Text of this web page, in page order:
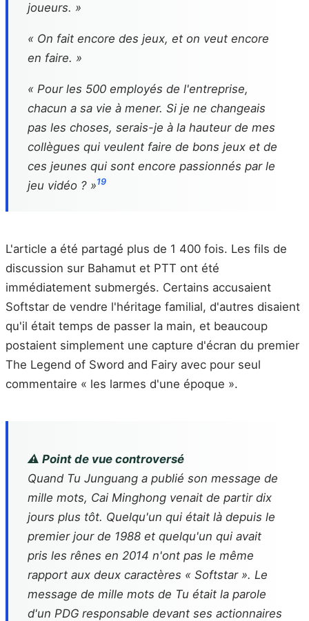
joueurs. »
« On fait encore des jeux, et on veut encore
en faire. »
« Pour les 500 employés de l'entreprise,
chacun a sa vie à mener. Si je ne changeais
pas les choses, serais-je à la hauteur de mes
collègues qui veulent faire de bons jeux et de
ces jeunes qui sont encore passionnés par le
jeu vidéo ? »19
L'article a été partagé plus de 1 400 fois. Les fils de
discussion sur Bahamut et PTT ont été
immédiatement submergés. Certains accusaient
Softstar de vendre l'héritage familial, d'autres disaient
qu'il était temps de passer la main, et beaucoup
postaient simplement une capture d'écran du premier
The Legend of Sword and Fairy avec pour seul
commentaire « les larmes d'une époque ».
⚠️ Point de vue controversé
Quand Tu Junguang a publié son message de
mille mots, Cai Minghong venait de partir dix
jours plus tôt. Quelqu'un qui était là depuis le
premier jour de 1988 et quelqu'un qui avait
pris les rênes en 2014 n'ont pas le même
rapport aux deux caractères « Softstar ». Le
message de mille mots de Tu était la parole
d'un PDG responsable devant ses actionnaires